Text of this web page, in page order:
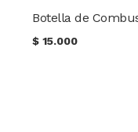
$15.000